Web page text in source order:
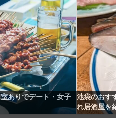
い飲み屋や個室ありのおしゃ 渋
ゃ